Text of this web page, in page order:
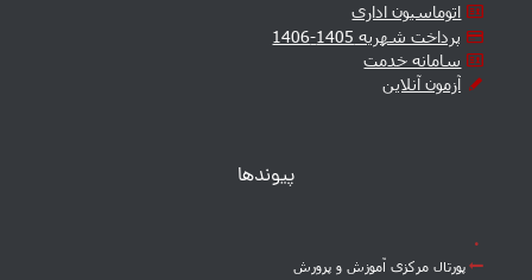
اتوماسیون اداری
پرداخت شهریه 1405-1406
سامانه خدمت
آزمون آنلاین
پیوندها
پورتال مرکزی آموزش و پرورش